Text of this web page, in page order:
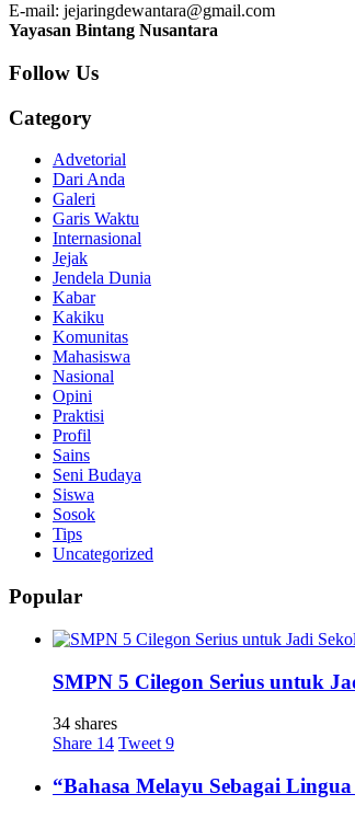
E-mail: jejaringdewantara@gmail.com
Yayasan Bintang Nusantara
Follow Us
Category
Advetorial
Dari Anda
Galeri
Garis Waktu
Internasional
Jejak
Jendela Dunia
Kabar
Kakiku
Komunitas
Mahasiswa
Nasional
Opini
Praktisi
Profil
Sains
Seni Budaya
Siswa
Sosok
Tips
Uncategorized
Popular
SMPN 5 Cilegon Serius untuk
34 shares
Share 14 Tweet 9
“Bahasa Melayu Sebagai